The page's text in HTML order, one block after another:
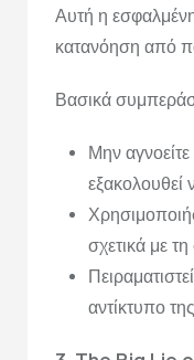
Αυτή η
κατανόηση από
Βασικά
Μην
εξακολουθεί
σχετικά με
αντίκτυπο